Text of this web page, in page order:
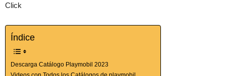
Click
Índice
Descarga Catálogo Playmobil 2023